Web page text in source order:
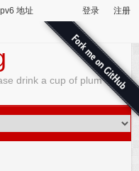
地址 登录 注册
drink a cup of plum wine